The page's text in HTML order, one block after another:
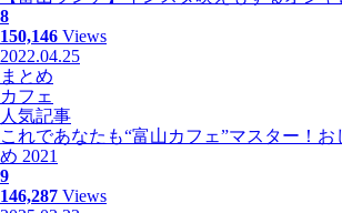
8
150,146 Views
2022.04.25
まとめ
カフェ
人気記事
これであなたも“富山カフェ”マスター！お
め 2021
9
146,287 Views